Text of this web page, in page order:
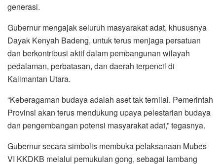
generasi.
Gubernur mengajak seluruh masyarakat adat, khususnya
Dayak Kenyah Badeng, untuk terus menjaga persatuan
dan berkontribusi aktif dalam pembangunan wilayah
pedalaman, perbatasan, dan daerah terpencil di
Kalimantan Utara.
“Keberagaman budaya adalah aset tak ternilai. Pemerintah
Provinsi akan terus mendukung upaya pelestarian budaya
dan pengembangan potensi masyarakat adat,” tegasnya.
Gubernur secara simbolis membuka pelaksanaan Mubes
VI KKDKB melalui pemukulan gong, sebagai lambang